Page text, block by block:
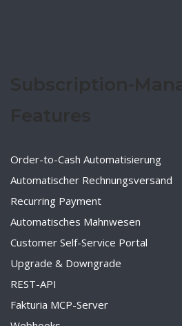
Order-to-Cash Automatisierung
Automatischer Rechnungsversand
Recurring Payment
Automatisches Mahnwesen
Customer Self-Service Portal
Upgrade & Downgrade
REST-API
Fakturia MCP-Server